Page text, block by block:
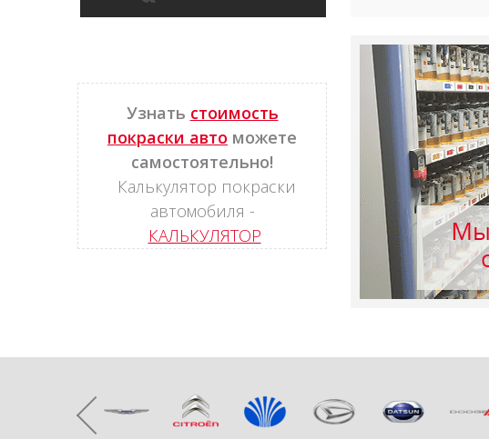
Узнать стоимость
покраски авто можете
самостоятельно!
Калькулятор покраски
автомобиля -
КАЛЬКУЛЯТОР